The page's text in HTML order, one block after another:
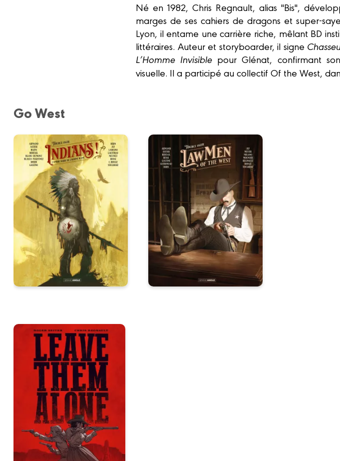
Né en 1982, Chris Regnault, alias "Bis",
marges de ses cahiers de dragons et super-
Lyon, il entame une carrière riche, mêlant BD
littéraires. Auteur et storyboarder, il signe
L’Homme Invisible pour Glénat, confirmant
visuelle. Il a participé au collectif Of the West,
Go West